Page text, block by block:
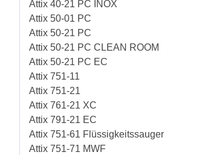
Attix 40-21 PC INOX
Attix 50-01 PC
Attix 50-21 PC
Attix 50-21 PC CLEAN ROOM
Attix 50-21 PC EC
Attix 751-11
Attix 751-21
Attix 761-21 XC
Attix 791-21 EC
Attix 751-61 Flüssigkeitssauger
Attix 751-71 MWF